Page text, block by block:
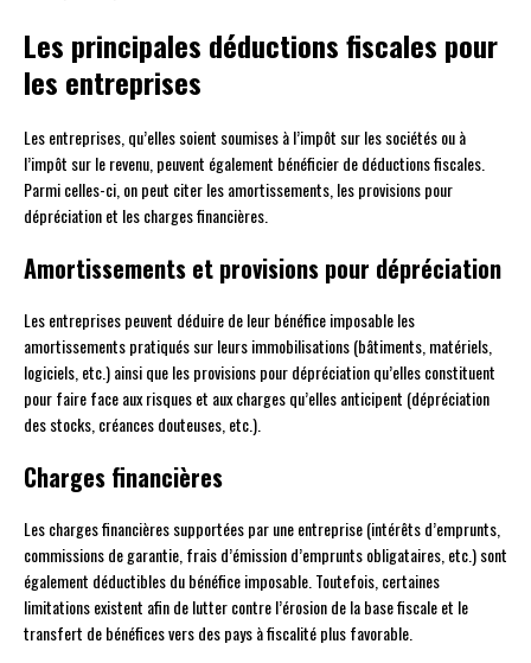
Les principales déductions fiscales pour
les entreprises
Les entreprises, qu’elles soient soumises à l’impôt sur les sociétés ou à
l’impôt sur le revenu, peuvent également bénéficier de déductions fiscales.
Parmi celles-ci, on peut citer les amortissements, les provisions pour
dépréciation et les charges financières.
Amortissements et provisions pour dépréciation
Les entreprises peuvent déduire de leur bénéfice imposable les
amortissements pratiqués sur leurs immobilisations (bâtiments, matériels,
logiciels, etc.) ainsi que les provisions pour dépréciation qu’elles constituent
pour faire face aux risques et aux charges qu’elles anticipent (dépréciation
des stocks, créances douteuses, etc.).
Charges financières
Les charges financières supportées par une entreprise (intérêts d’emprunts,
commissions de garantie, frais d’émission d’emprunts obligataires, etc.) sont
également déductibles du bénéfice imposable. Toutefois, certaines
limitations existent afin de lutter contre l’érosion de la base fiscale et le
transfert de bénéfices vers des pays à fiscalité plus favorable.